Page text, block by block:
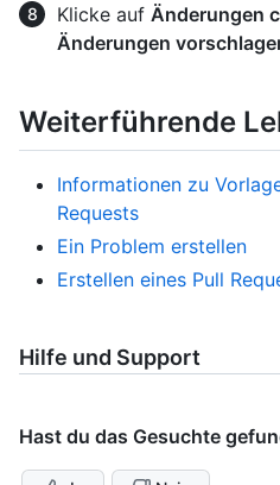
Klicke auf Änderungen
Änderungen
Weiterführende
Informationen zu
Requests
Ein Problem erstellen
Erstellen eines Pull
Hilfe und Support
Hast du das Gesuchte